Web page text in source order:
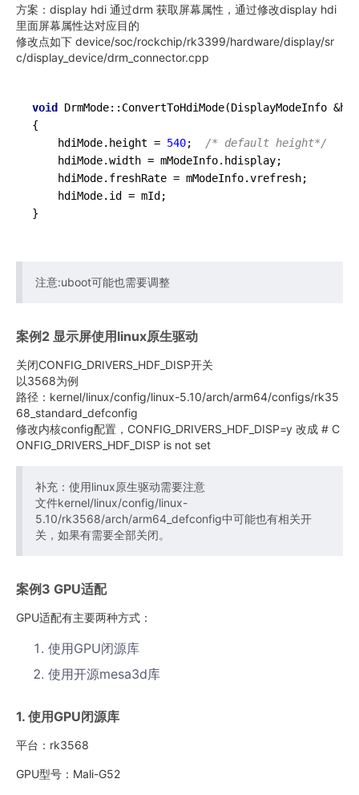
方案：display hdi 通过drm 获取屏幕属性，通过修改display hdi
里面屏幕属性达对应目的
修改点如下 device/soc/rockchip/rk3399/hardware/display/sr
c/display_device/drm_connector.cpp
void DrmMode::ConvertToHdiMode(DisplayModeInfo
{
    hdiMode.height =
540; /* default height*/
    hdiMode.width = mModeInfo.hdisplay;
    hdiMode.freshRate = mModeInfo.vrefresh;
    hdiMode.id = mId;
注意:uboot可能也需要调整
案例2 显示屏使用linux原生驱动
关闭CONFIG_DRIVERS_HDF_DISP开关
以3568为例
路径：kernel/linux/config/linux-5.10/arch/arm64/configs/rk35
68_standard_defconfig
修改内核config配置，CONFIG_DRIVERS_HDF_DISP=y 改成 # C
ONFIG_DRIVERS_HDF_DISP is not set
补充：使用linux原生驱动需要注意
文件kernel/linux/config/linux-
5.10/rk3568/arch/arm64_defconfig中可能也有相关开
关，如果有需要全部关闭。
案例3 GPU适配
GPU适配有主要两种方式：
使用GPU闭源库
使用开源mesa3d库
1. 使用GPU闭源库
平台：rk3568
GPU型号：Mali-G52